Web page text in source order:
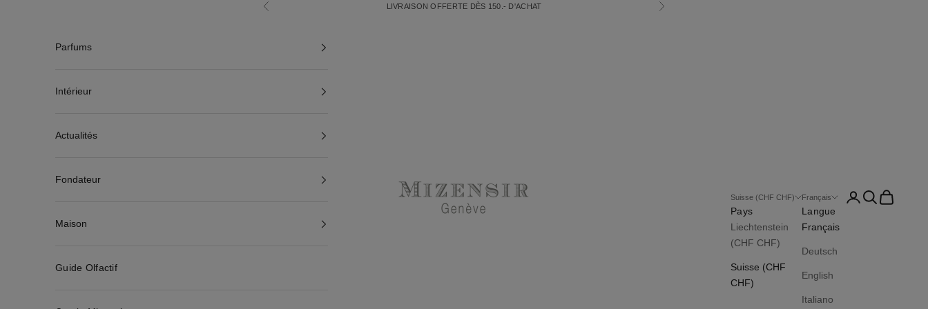
Précédent LIVRAISON OFFERTE DÈS 150.- D'ACHAT Suivant
Suisse (CHF CHF)
Pays
Liechtenstein
(CHF CHF)
Suisse (CHF
CHF)
Français
Langue
Français
Deutsch
English
Italiano
Connexion
Recherche
Panier
Parfums
Intérieur
Actualités
Fondateur
Maison
Guide Olfactif